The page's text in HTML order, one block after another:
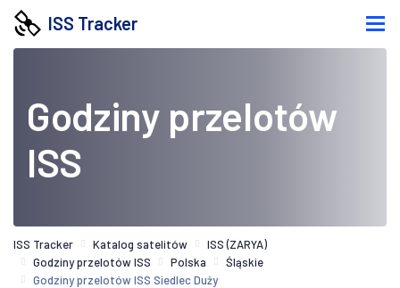
ISS Tracker
Godziny przelotów
ISS
ISS Tracker Katalog satelitów
ISS (ZARYA)
Godziny przelotów ISS
Polska
Śląskie
Godziny przelotów ISS Siedlec Duży